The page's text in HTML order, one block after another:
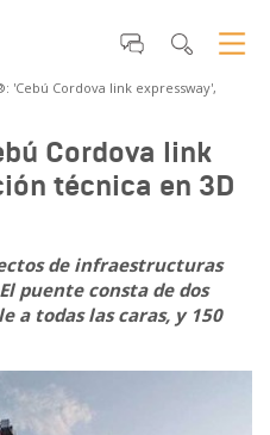
'Cebú Cordova link expressway',
Cordova link
técnica en 3D
de infraestructuras
puente consta de dos
a todas las caras, y 150